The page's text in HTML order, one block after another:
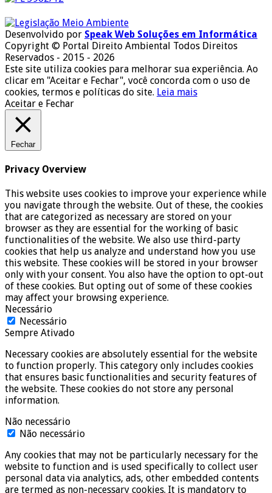
Desenvolvido por Speak Web Soluções em Informática
Copyright © Portal Direito Ambiental Todos Direitos
Reservados - 2015 - 2026
Este site utiliza cookies para melhorar sua experiência. Ao
clicar em "Aceitar e Fechar", você concorda com o uso de
cookies, termos e políticas do site. Leia mais
Aceitar e Fechar
Fechar
Privacy Overview
This website uses cookies to improve your experience while
you navigate through the website. Out of these, the cookies
that are categorized as necessary are stored on your
browser as they are essential for the working of basic
functionalities of the website. We also use third-party
cookies that help us analyze and understand how you use
this website. These cookies will be stored in your browser
only with your consent. You also have the option to opt-out
of these cookies. But opting out of some of these cookies
may affect your browsing experience.
Necessário
Necessário
Sempre Ativado
Necessary cookies are absolutely essential for the website
to function properly. This category only includes cookies
that ensures basic functionalities and security features of
the website. These cookies do not store any personal
information.
Não necessário
Não necessário
Any cookies that may not be particularly necessary for the
website to function and is used specifically to collect user
personal data via analytics, ads, other embedded contents
are termed as non-necessary cookies. It is mandatory to